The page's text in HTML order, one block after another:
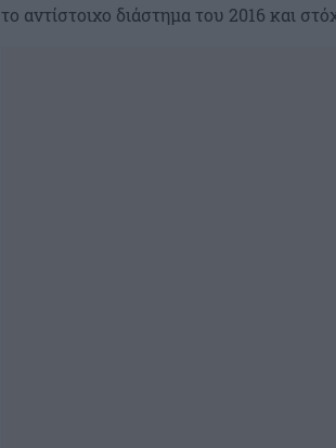
το αντίστοιχο διάστημα του 2016 και